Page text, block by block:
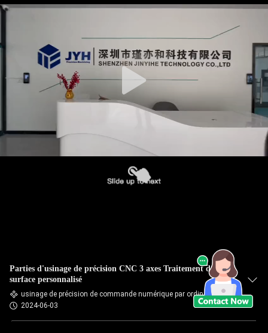
Parties d'usinage de précision CNC 3 axes Traitement de
surface personnalisé
usinage de précision de commande numérique par ordinateur
2024-06-03